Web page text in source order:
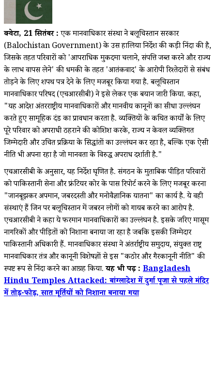
क्वेटा, 21 सितंबर : एक मानवाधिकार संस्था ने बलूचिस्तान सरकार
(Balochistan Government) के उस हालिया निर्देश की कड़ी निंदा की है,
जिसके तहत परिवारों को 'आपराधिक मुकदमा चलाने, संपत्ति जब्त करने और राज्य
के लाभ वापस लेने' की धमकी के तहत 'आतंकवाद' के आरोपी रिश्तेदारों से संबंध
तोड़ने के लिए शपथ पत्र देने के लिए मजबूर किया गया है. बलूचिस्तान
मानवाधिकार परिषद (एचआरसीबी) ने इसे लेकर एक बयान जारी किया. कहा,
"यह आदेश अंतरराष्ट्रीय मानवाधिकारों और मानवीय कानूनों का सीधा उल्लंघन
करते हुए सामूहिक दंड का प्रावधान करता है. व्यक्तियों के कथित कार्यों के लिए
पूरे परिवार को अपराधी ठहराने की कोशिश करके, राज्य न केवल व्यक्तिगत
जिम्मेदारी और उचित प्रक्रिया के सिद्धांतों का उल्लंघन कर रहा है, बल्कि एक ऐसी
नीति भी अपना रहा है जो मानवता के विरुद्ध अपराध दर्शाती है."
एचआरसीबी के अनुसार, यह निर्देश घृणित है. संगठन के मुताबिक पीड़ित परिवारों
को पाकिस्तानी सेना और फ्रंटियर कोर के पास रिपोर्ट करने के लिए मजबूर करना
"जानबूझकर अपमान, जबरदस्ती और मनोवैज्ञानिक यातना" का कार्य है. ये वही
संस्थाएं हैं जिन पर बलूचिस्तान में जबरन लोगों को गायब करने का आरोप है.
एचआरसीबी ने कहा ये फरमान मानवाधिकारों का उल्लंघन है. इसके जरिए मासूम
नागरिकों और पीड़ितों को निशाना बनाया जा रहा है जबकि इसकी जिम्मेदार
पाकिस्तानी अधिकारी हैं. मानवाधिकार संस्था ने अंतर्राष्ट्रीय समुदाय, संयुक्त राष्ट्र
मानवाधिकार तंत्र और कानूनी विशेषज्ञों से इस "कठोर और गैरकानूनी नीति" की
स्पष्ट रूप से निंदा करने का आग्रह किया.यह भी पढ़ें : Bangladesh
Hindu Temples Attacked: बांग्लादेश में दुर्गा पूजा से पहले मंदिर
में तोड़-फोड़, सात मूर्तियों को निशाना बनाया गया